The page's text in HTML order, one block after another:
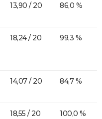
13,90 / 20 86,0 %
18,24 / 20 99,3 %
14,07 / 20 84,7 %
18,55 / 20 100,0 %